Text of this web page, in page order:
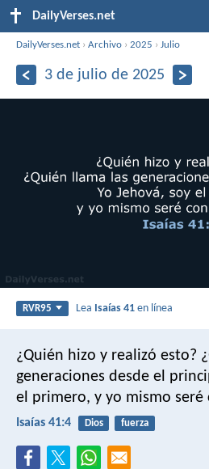
DailyVerses.net
DailyVerses.net ›Archivo ›2025 ›Julio
3 de julio de 2025
RVR95 Lea Isaías 41 en línea
¿Quién hizo y realizó esto?
generaciones desde el
el primero, y yo mismo
Isaías 41:4 Dios fuerza